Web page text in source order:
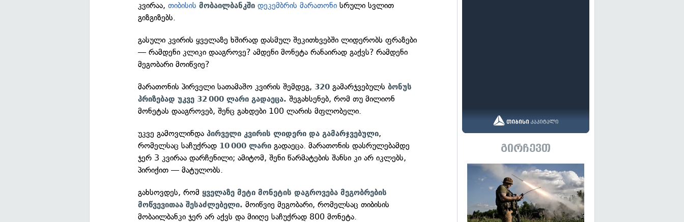
კვირაა,თიბისის მობაილბანკში დეკემბრის მარათონი სრული სვლით
გიზგიზებს.
გასული კვირის ყველაზე ხშირად დასმულ შეკითხვებში ლიდერობს ფრაზები
— რამდენი კლიკი დააგროვე? ამდენი მონეტა რანაირად გაქვს? რამდენი
მეგობარი მოიწვიე?
მარათონის პირველი სათამაშო კვირის შემდეგ, 320 გამარჯვებულს ბონუს
პრიზებად უკვე 32 000 ლარი გადაეცა. შეგახსენებ, რომ თუ მილიონ
მონეტას დააგროვებ, შენც გახდები 100 ლარის მფლობელი.
უკვე გამოვლინდაპირველი კვირის ლიდერი და გამარჯვებული,
რომელსაც საჩუქრად 10 000 ლარი გადაეცა. მარათონის დასრულებამდე
ჯერ 3 კვირაა დარჩენილი; ამიტომ, შენი წარმატების შანსი კი არ იკლებს,
პირიქით — მატულობს.
გახსოვდეს, რომყველაზე მეტი მონეტის დაგროვება მეგობრების
მოწვევითაა შესაძლებელი. მოიწვიე მეგობარი, რომელსაც თიბისის
მობაილბანკი ჯერ არ აქვს და მიიღე საჩუქრად 800 მონეტა.
გირჩევთ